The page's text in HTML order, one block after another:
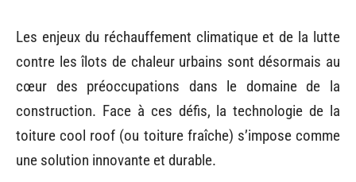
Les enjeux du réchauffement climatique et de la lutte
contre les îlots de chaleur urbains sont désormais au
cœur des préoccupations dans le domaine de la
construction. Face à ces défis, la technologie de la
toiture cool roof (ou toiture fraîche) s’impose comme
une solution innovante et durable.